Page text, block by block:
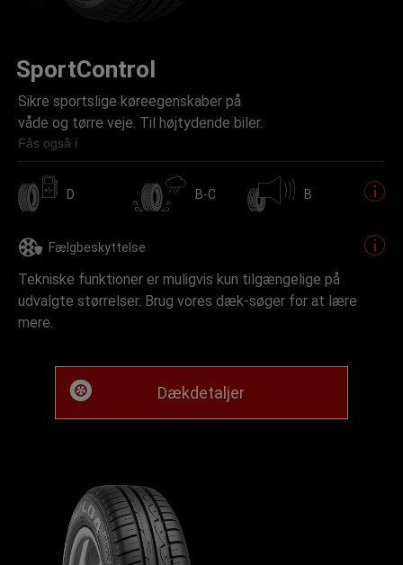
SportControl
Sikre sportslige køreegenskaber på
våde og tørre veje. Til højtydende biler.
Fås også i
D B-C B
Fælgbeskyttelse
Tekniske funktioner er muligvis kun tilgængelige på
udvalgte størrelser. Brug vores dæk-søger for at lære
mere.
Dækdetaljer